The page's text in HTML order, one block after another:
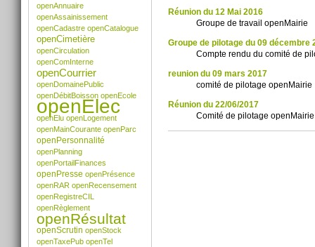
openAnnuaire
openAssainissement
openCadastre openCatalogue
openCimetière
openCirculation
openComInterne
openCourrier
openDomainePublic
openDébitBoisson openEcole
openElec
openElu openLogement
openMainCourante openParc
openPersonnalité
openPlanning
openPortailFinances
openPresse openPrésence
openRAR openRecensement
openRegistreCIL
openRèglement
openRésultat
openScrutin openStock
openTaxePub openTel
Réunion du 12 Mai 2016
Groupe de travail openMairie
Groupe de pilotage du 09 décembre
Compte rendu du comité de
reunion du 09 mars 2017
comité de pilotage openMairie
Réunion du 22/06/2017
Comité de pilotage openMairie